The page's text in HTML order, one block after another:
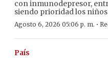
con inmunodepresor,
siendo prioridad los niños
Agosto 6, 2026 05:06 p. m. ·
País